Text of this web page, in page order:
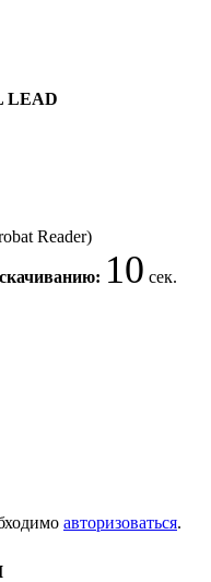
LEAD
Reader)
10 сек.
авторизоваться.